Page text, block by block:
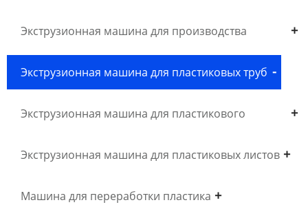
Экструзионная машина для производства
древесного пластика WPC
Экструзионная машина для пластиковых труб
Экструзионная машина для пластикового
профиля
Экструзионная машина для пластиковых листов
Машина для переработки пластика